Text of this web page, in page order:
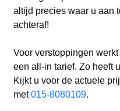
altijd precies waar u aan
achteraf!
Voor verstoppingen
een all-in tarief. Zo heeft
Kijkt u voor de actuele
met015-8080109.